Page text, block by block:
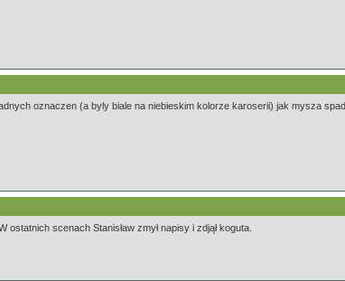
oznaczen (a byly biale na niebieskim kolorze karoserii) jak mysza
scenach Stanisław zmył napisy i zdjął koguta.